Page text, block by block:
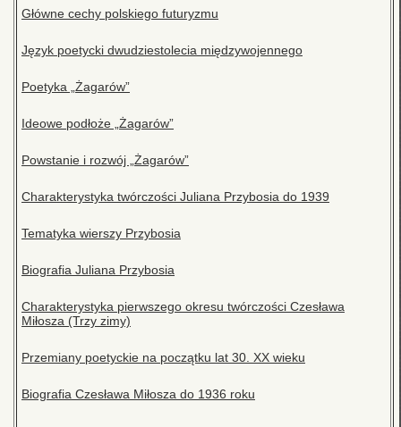
Główne cechy polskiego futuryzmu
Język poetycki dwudziestolecia międzywojennego
Poetyka „Żagarów”
Ideowe podłoże „Żagarów”
Powstanie i rozwój „Żagarów”
Charakterystyka twórczości Juliana Przybosia do 1939
Tematyka wierszy Przybosia
Biografia Juliana Przybosia
Charakterystyka pierwszego okresu twórczości Czesława
Miłosza (Trzy zimy)
Przemiany poetyckie na początku lat 30. XX wieku
Biografia Czesława Miłosza do 1936 roku